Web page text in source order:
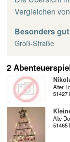
Vergleichen
Besonders
Groß-Straße
2
Alter
51427
Alte
51465